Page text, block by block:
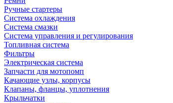
Ручные стартеры
Система охлаждения
Система смазки
Система управления и регулирования
Топливная система
Фильтры
Электрическая система
Запчасти для мотопомп
Качающие узлы, корпусы
Клапаны, фланцы, уплотнения
Крыльчатки